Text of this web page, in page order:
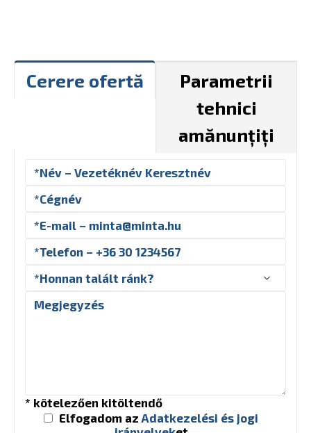
Cerere ofertă
Parametrii
tehnici
amănunțiți
* kötelezően kitöltendő
Elfogadom az Adatkezelési és jogi